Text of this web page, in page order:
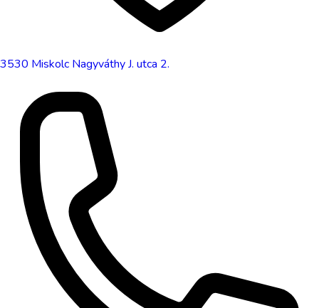
3530 Miskolc Nagyváthy J. utca 2.